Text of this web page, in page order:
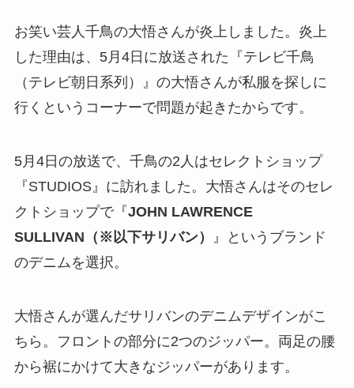
お笑い芸人千鳥の大悟さんが炎上しました。 炎上
した理由は、 5月4日に放送された『テレビ千鳥
（テレビ朝日系列）』の大悟さんが私服を探しに
行くというコーナーで問題が起きたからです。
5月4日の放送で、千鳥の2人はセレクトショップ
『STUDIOS』に訪れました。大悟さんはそのセレ
クトショップで『JOHN LAWRENCE
SULLIVAN（※以下サリバン）
』というブランド
のデニムを選択。
大悟さんが選んだサリバンのデニムデザインがこ
ちら。フロントの部分に2つのジッパー。両足の腰
から裾にかけて大きなジッパーがあります。